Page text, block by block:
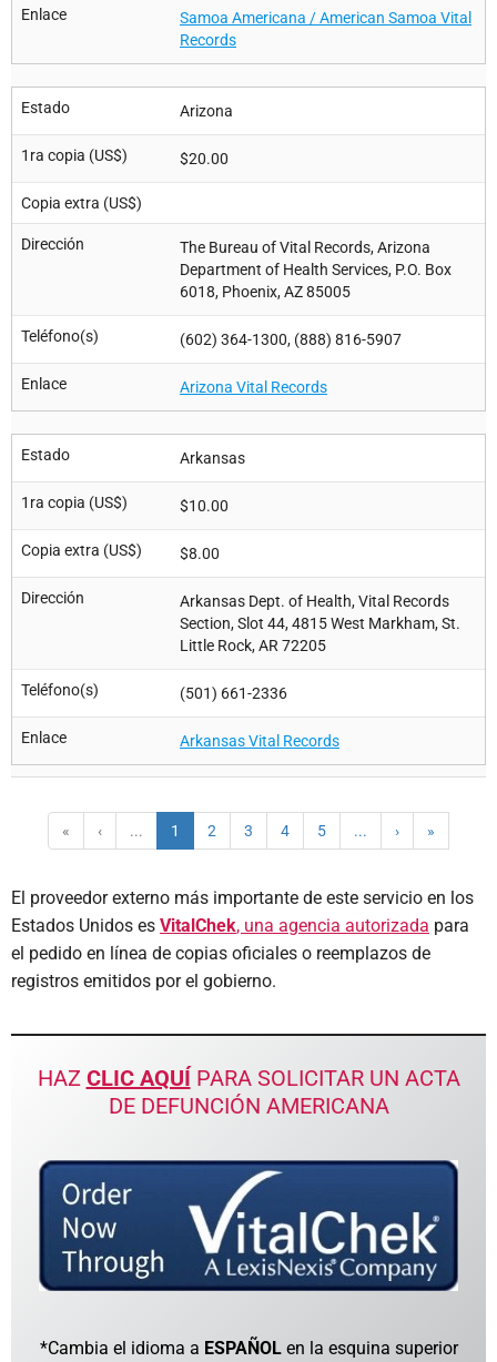
Enlace
Samoa Americana / American Samoa Vital
Records
Estado Arizona
1ra copia (US$) $20.00
Copia extra (US$)
Dirección
The Bureau of Vital Records, Arizona
Department of Health Services, P.O. Box
6018, Phoenix, AZ 85005
Teléfono(s) (602) 364-1300, (888) 816-5907
Enlace Arizona Vital Records
Estado Arkansas
1ra copia (US$) $10.00
Copia extra (US$) $8.00
Dirección
Arkansas Dept. of Health, Vital Records
Section, Slot 44, 4815 West Markham, St.
Little Rock, AR 72205
Teléfono(s) (501) 661-2336
Enlace Arkansas Vital Records
« ‹ ... 1 2 3 4 5 ... › »
El proveedor externo más importante de este servicio en los
Estados Unidos es VitalChek, una agencia autorizada para
el pedido en línea de copias oficiales o reemplazos de
registros emitidos por el gobierno.
HAZ CLIC AQUÍ PARA SOLICITAR UN ACTA
DE DEFUNCIÓN AMERICANA
*Cambia el idioma a ESPAÑOLen la esquina superior